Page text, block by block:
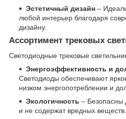
Эстетичный дизайн –
любой интерьер благодаря
дизайну.
Ассортимент трековых
Светодиодные трековые
Энергоэффективность и
Светодиоды обеспечивают
низком энергопотреблении и
Экологичность –
и не содержат вредных веществ.